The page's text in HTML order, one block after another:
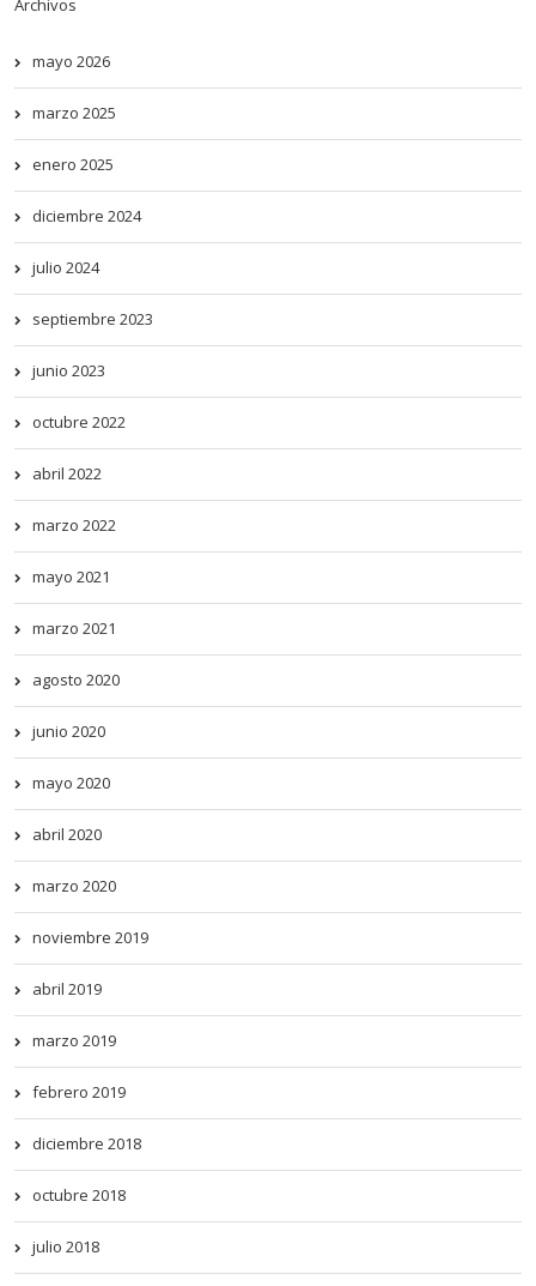
Archivos
mayo 2026
marzo 2025
enero 2025
diciembre 2024
julio 2024
septiembre 2023
junio 2023
octubre 2022
abril 2022
marzo 2022
mayo 2021
marzo 2021
agosto 2020
junio 2020
mayo 2020
abril 2020
marzo 2020
noviembre 2019
abril 2019
marzo 2019
febrero 2019
diciembre 2018
octubre 2018
julio 2018